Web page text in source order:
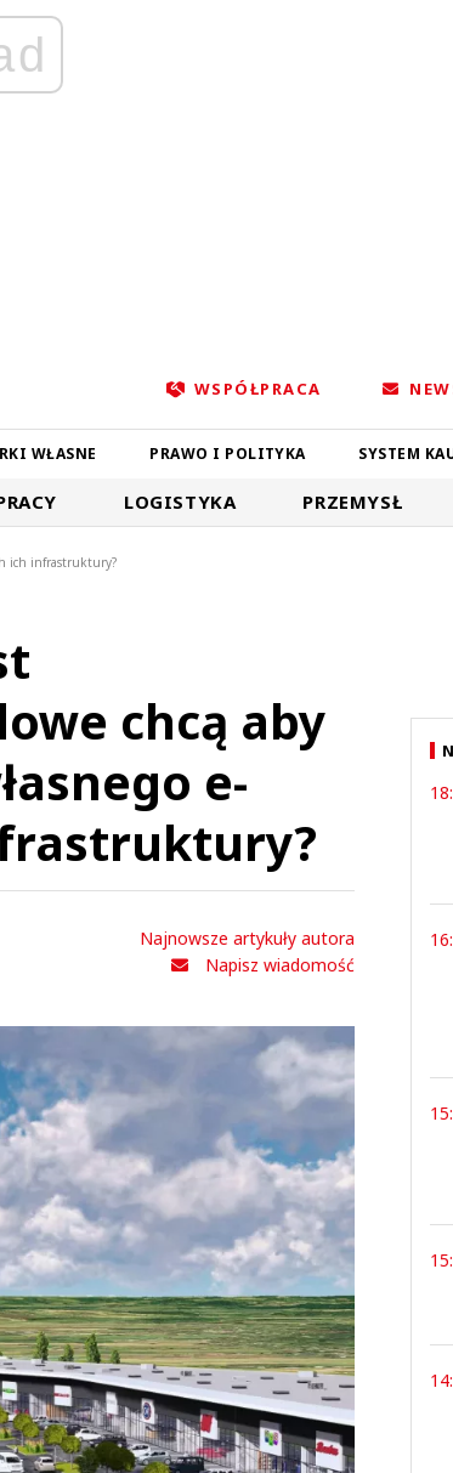
WSPÓŁPRACA
WŁASNE PRAWO I POLITYKA SYSTEM
LOGISTYKA PRZEMYSŁ
ich infrastruktury?
chcą aby
e-
Najnowsze artykuły autora
Napisz wiadomość